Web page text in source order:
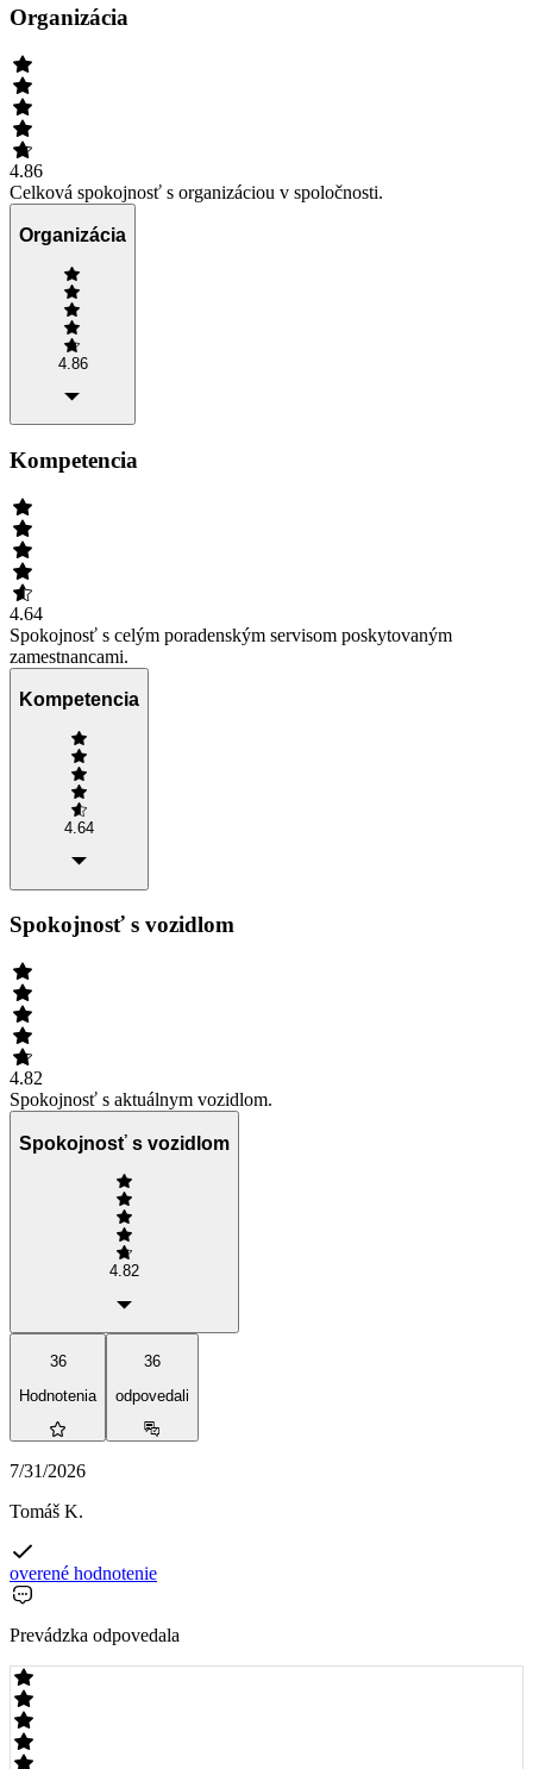
Organizácia
4.86
Celková spokojnosť s organizáciou v spoločnosti.
Organizácia
4.86
Kompetencia
4.64
Spokojnosť s celým poradenským servisom poskytovaným
zamestnancami.
Kompetencia
4.64
Spokojnosť s vozidlom
4.82
Spokojnosť s aktuálnym vozidlom.
Spokojnosť s vozidlom
4.82
36
Hodnotenia
36
odpovedali
7/31/2026
Tomáš K.
overené hodnotenie
Prevádzka odpovedala